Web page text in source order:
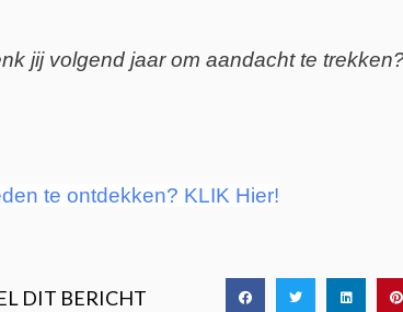
jij volgend jaar om aandacht te
te ontdekken? KLIK Hier!
DIT BERICHT